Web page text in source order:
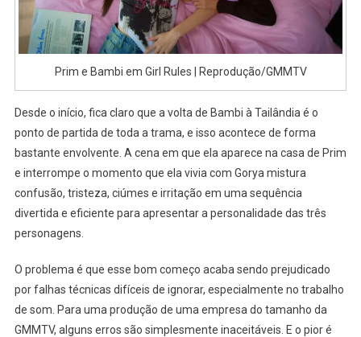
Prim e Bambi em Girl Rules | Reprodução/GMMTV
Desde o início, fica claro que a volta de Bambi à Tailândia é o
ponto de partida de toda a trama, e isso acontece de forma
bastante envolvente. A cena em que ela aparece na casa de Prim
e interrompe o momento que ela vivia com Gorya mistura
confusão, tristeza, ciúmes e irritação em uma sequência
divertida e eficiente para apresentar a personalidade das três
personagens.
O problema é que esse bom começo acaba sendo prejudicado
por falhas técnicas difíceis de ignorar, especialmente no trabalho
de som. Para uma produção de uma empresa do tamanho da
GMMTV, alguns erros são simplesmente inaceitáveis. E o pior é